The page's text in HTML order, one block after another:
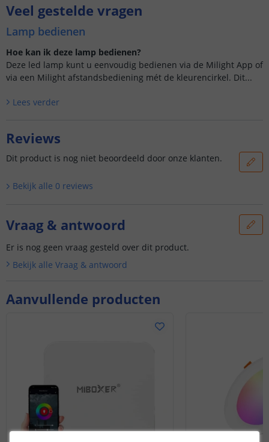
Veel gestelde vragen
Lamp bedienen
Hoe kan ik deze lamp bedienen?
Deze led lamp kunt u eenvoudig bedienen via de Milight App of
via een Milight afstandsbediening mét de kleurencirkel. Dit...
Lees verder
Aanvullende producten
Reviews
Dit product is nog niet beoordeeld door onze klanten.
Bekijk alle 0 reviews
Vraag & antwoord
Er is nog geen vraag gesteld over dit product.
Bekijk alle Vraag & antwoord